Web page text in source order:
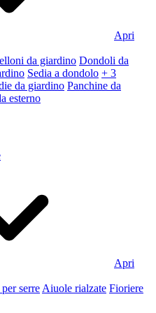
Apri
da giardino Dondoli da
Sedia a dondolo + 3
da giardino Panchine da
esterno
Apri
serre Aiuole rialzate Fioriere